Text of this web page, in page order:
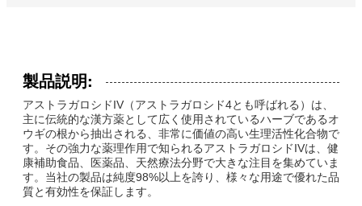
製品説明:
アストラガロシドIV（アストラガロシド4とも呼ばれる）は、
主に伝統的な漢方薬として広く使用されているハーブであるオ
ウギの根から抽出される、非常に価値の高い生理活性化合物で
す。その強力な薬理作用で知られるアストラガロシドIVは、健
康補助食品、医薬品、天然療法分野で大きな注目を集めていま
す。当社の製品は純度98%以上を誇り、様々な用途で優れた品
質と有効性を保証します。